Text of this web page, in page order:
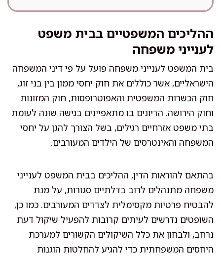
ההליכים המשפטיים בבית משפט
לענייני משפחה
בית המשפט לענייני משפחה פועל על פי דיני המשפחה
הישראליים, אשר כוללים את חוק יחסי ממון בין בני זוג,
חוק הכשרות המשפטית והאפוטרופסות, חוק המזונות
וחוק הירושה. הדיונים בו מתאפיינים בגישה שונה לעומת
בתי משפט אזרחיים רגילים, בשל הצורך להגן על יחסי
המשפחה והאינטרסים של הילדים המעורבים.
בהתאם להוראות הדין, ההליכים בבית המשפט לענייני
משפחה מתנהלים לרוב בדלתיים סגורות, על מנת
להבטיח פרטיות מקסימלית לצדדים המעורבים. כמו כן,
השופטים נדרשים לעיתים קרובות להפעיל שיקול דעת
נרחב, ולבחון את כלל השיקולים הקשורים למערכת
היחסים המשפחתית כדי להגיע להחלטות הוגנות